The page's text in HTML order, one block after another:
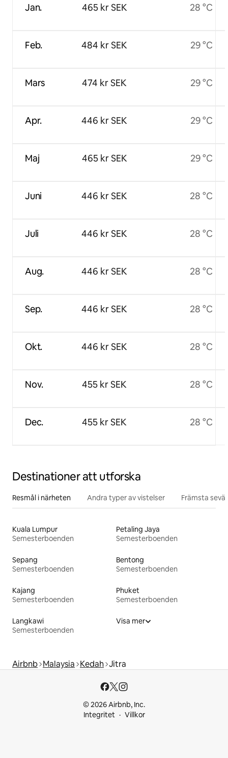
Jan.
Feb.
Mars
Apr.
Maj
Juni
Juli
Aug.
Sep.
Okt.
Nov.
Dec.
465 kr SEK
484 kr SEK
474 kr SEK
446 kr SEK
465 kr SEK
446 kr SEK
446 kr SEK
446 kr SEK
446 kr SEK
446 kr SEK
455 kr SEK
455 kr SEK
28 °C
29 °C
29 °C
29 °C
29 °C
28 °C
28 °C
28 °C
28 °C
28 °C
28 °C
28 °C
Destinationer att utforska
Resmål i närheten Andra typer av vistelser Främsta
Kuala Lumpur
Semesterboenden
Petaling Jaya
Semesterboenden
Sepang
Semesterboenden
Bentong
Semesterboenden
Kajang
Semesterboenden
Phuket
Semesterboenden
Langkawi
Semesterboenden
Visa mer
Airbnb Malaysia Kedah Jitra
© 2026 Airbnb, Inc.
Integritet
Villkor